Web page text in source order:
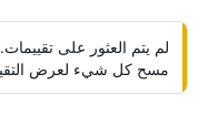
لم يتم العثور على
مسح كل شيء لعرض